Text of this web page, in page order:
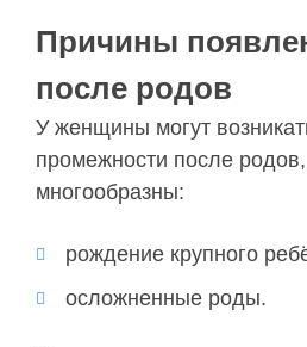
Причины
после родов
У женщины могут
промежности после
многообразны:
рождение крупного
осложненные роды.